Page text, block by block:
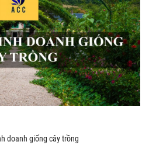
doanh giống cây trồng